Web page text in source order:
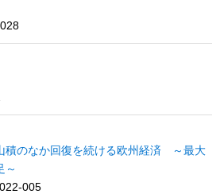
積のなか回復を続ける欧州経済 ～最大
～
005